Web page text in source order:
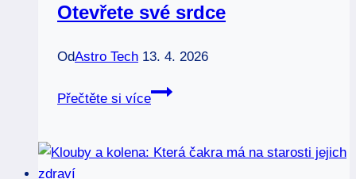
Otevřete své srdce
OdAstro Tech 13. 4. 2026
Přečtěte si více
Jak
čakru: